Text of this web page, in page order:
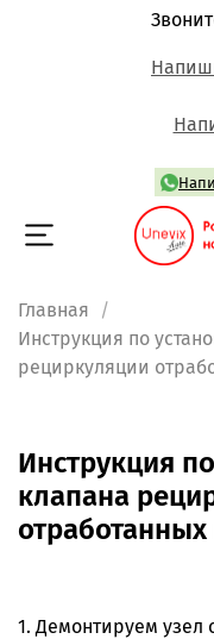
Главная
Инструкция по
рециркуляции
Инструкция
клапана
отработанных
1. Демонтируем узел